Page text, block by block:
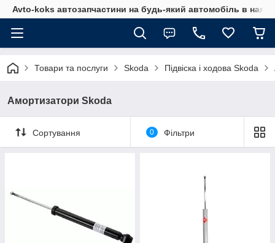
Avto-koks автозапчастини на будь-який автомобіль в
Товари та послуги Skoda Підвіска і ходова Skoda
Амортизатори Skoda
Сортування 0 Фільтри